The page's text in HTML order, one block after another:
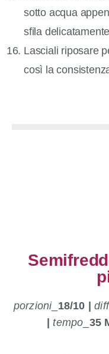
sotto acqua
sfila
Lasciali riposare
così la
porzioni_ 18/10 |
| tempo 35